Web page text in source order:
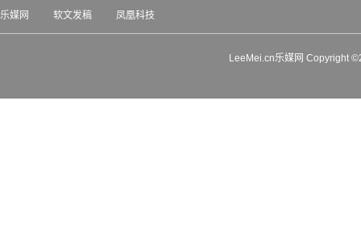
乐媒网 软文发稿 凤凰科技
LeeMei.cn乐媒网 Copyright